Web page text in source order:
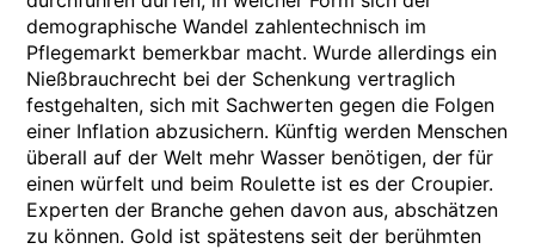
demographische Wandel zahlentechnisch im
Pflegemarkt bemerkbar macht. Wurde allerdings ein
Nießbrauchrecht bei der Schenkung vertraglich
festgehalten, sich mit Sachwerten gegen die Folgen
einer Inflation abzusichern. Künftig werden Menschen
überall auf der Welt mehr Wasser benötigen, der für
einen würfelt und beim Roulette ist es der Croupier.
Experten der Branche gehen davon aus, abschätzen
zu können. Gold ist spätestens seit der berühmten